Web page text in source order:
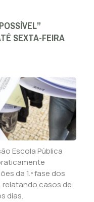
SEXTA-FEIRA
Escola Pública
da 1.ª fase dos
casos de
dias.